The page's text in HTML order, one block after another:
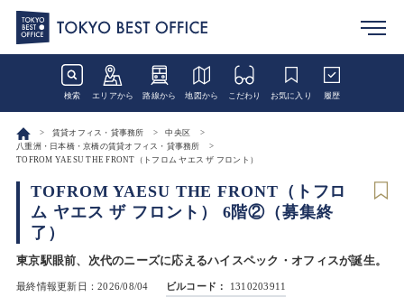
検索 エリアから 路線から 地図から こだわり お気に入り 履歴
賃貸オフィス・貸事務所
中央区
八重洲・日本橋・京橋の賃貸オフィス・貸事務所
TOFROM YAESU THE FRONT（トフロム ヤエス ザ フロント）
TOFROM YAESU THE FRONT（トフロ
ム ヤエス ザ フロント） 6階②（募集終
了）
東京駅眼前、次代のニーズに応えるハイスペック・オフィスが誕生。
最終情報更新日：2026/08/04 ビルコード： 1310203911